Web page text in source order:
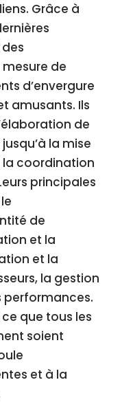
Grâce à
de
d’envergure
amusants. Ils
de
la mise
coordination
principales
de
et la
et la
la gestion
performances.
que tous les
soient
et à la